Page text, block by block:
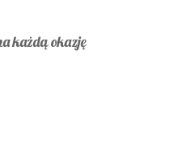
każdą okazję